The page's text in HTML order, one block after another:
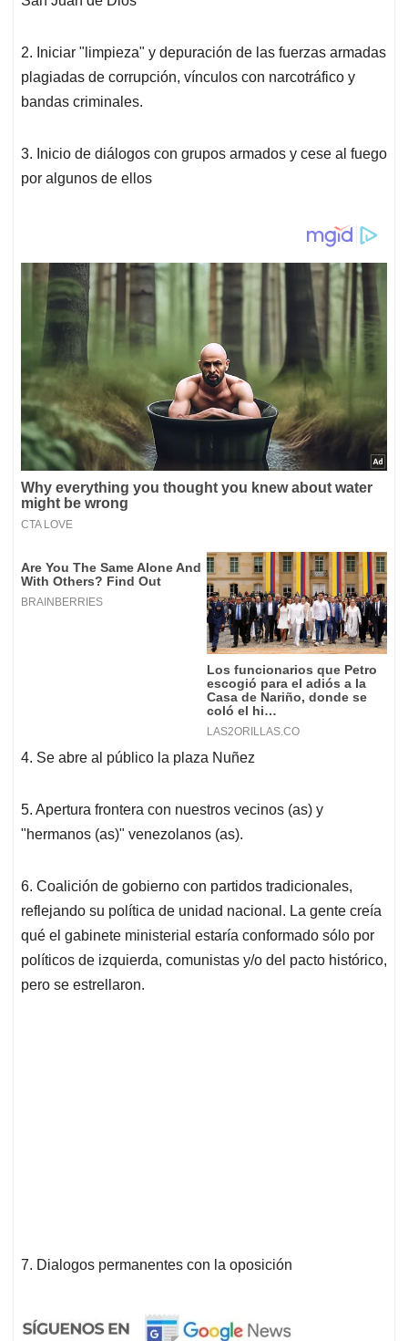
2. Iniciar "limpieza" y depuración de las fuerzas armadas
plagiadas de corrupción, vínculos con narcotráfico y
bandas criminales.
3. Inicio de diálogos con grupos armados y cese al fuego
por algunos de ellos
4. Se abre al público la plaza Nuñez
5. Apertura frontera con nuestros vecinos (as) y
"hermanos (as)" venezolanos (as).
6. Coalición de gobierno con partidos tradicionales,
reflejando su política de unidad nacional. La gente creía
qué el gabinete ministerial estaría conformado sólo por
políticos de izquierda, comunistas y/o del pacto histórico,
pero se estrellaron.
7. Dialogos permanentes con la oposición